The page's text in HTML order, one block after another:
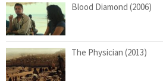
Blood Diamond (2006)
The Physician (2013)